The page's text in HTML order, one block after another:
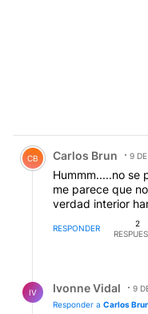
Comentario de Carlos
CB Carlos Brun 9
Hummm.....no se
me parece que
verdad interior
RESPONDER
2
IV Ivonne Vidal
9
Responder a Carlos